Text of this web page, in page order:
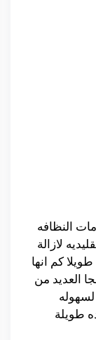
النظافه
لازالة
كم انها
العديد من
طويلة